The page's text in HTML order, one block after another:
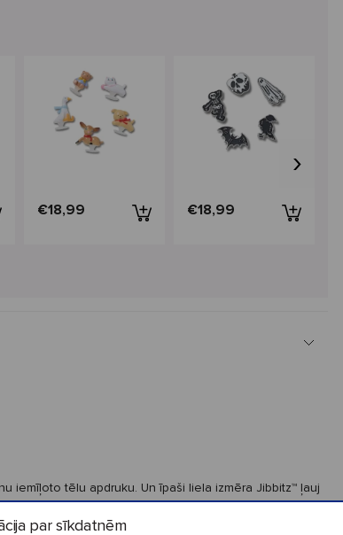
par sīkdatnēm
€18,99 €18,99
›
iemīļoto tēlu apdruku. Un īpaši liela izmēra Jibbitz™ ļauj